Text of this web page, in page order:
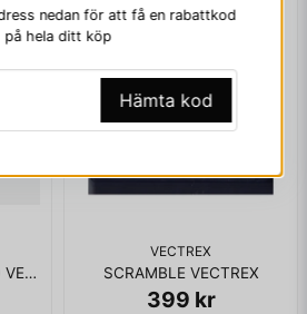
FORTRESS OF NARZOD VECTREX
VECTREX
SCRAMBLE VECTREX
399 kr
min fråga
nedan för att få en rabattkod
på hela ditt köp
Hämta kod